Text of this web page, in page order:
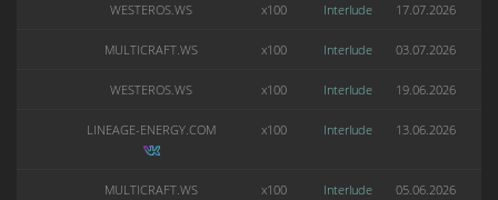
WESTEROS.WS x100 Interlude 17.07.2026
MULTICRAFT.WS x100 Interlude 03.07.2026
WESTEROS.WS x100 Interlude 19.06.2026
LINEAGE-ENERGY.COM x100 Interlude 13.06.2026
MULTICRAFT.WS x100 Interlude 05.06.2026